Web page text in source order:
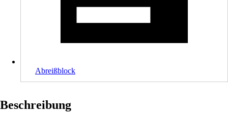
Abreißblock
Beschreibung